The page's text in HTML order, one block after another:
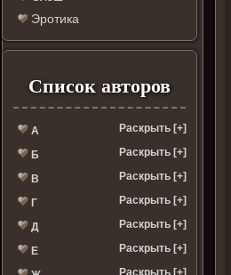
Эротика
Список авторов
А Раскрыть [+]
Б Раскрыть [+]
В Раскрыть [+]
Г Раскрыть [+]
Д Раскрыть [+]
Е Раскрыть [+]
Раскрыть [+]